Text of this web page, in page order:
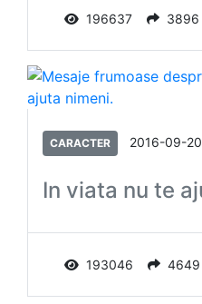
196637 3896
CARACTER 2016-09-20
In viata nu te
193046 4649